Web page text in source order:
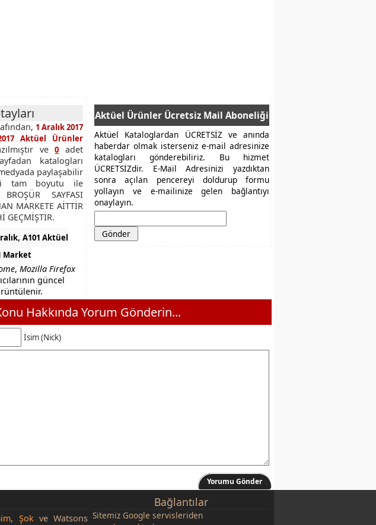
1 Aralık 2017
Aktüel Ürünler
ve0 adet
katalogları
paylaşabilir
tam boyutu ile
SAYFASI
MARKETE AİTTİR
GEÇMİŞTİR.
, A101 Aktüel
Market
,Mozilla Firefox
güncel
Aktüel Ürünler Ücretsiz Mail Aboneliği
Aktüel Kataloglardan ÜCRETSİZ ve anında
haberdar olmak isterseniz e-mail adresinize
katalogları gönderebiliriz. Bu hizmet
ÜCRETSİZdir. E-Mail Adresinizi yazdıktan
sonra açılan pencereyi doldurup formu
yollayın ve e-mailinize gelen bağlantıyı
onaylayın.
Hakkında Yorum Gönderin...
İsim (Nick)
Yorumu Gönder
, Şokve Watsons
Bağlantılar
Sitemiz Google servisleriden